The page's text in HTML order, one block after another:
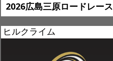
2026広島三原ロードレース
ヒルクライム